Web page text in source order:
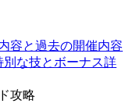
容と過去の開催内容
な技とボーナス詳
攻略